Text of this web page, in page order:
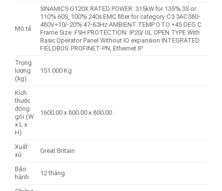
Mô tả
SINAMICS G120X RATED POWER: 315kW for 135% 3S or
110% 60S, 100% 240s EMC filter for category C3 3AC380-
480V+10/-20% 47-63Hz AMBIENT TEMP 0 TO +45 DEG C
Frame Size: FSH PROTECTION: IP20/ UL OPEN TYPE With
Basic Operator Panel Without IO expansion INTEGRATED
FIELDBUS: PROFINET-PN, Ethernet IP
Trọng
lượng
(kg)
151.000 Kg
Kích
thước
đóng
gói (W
x L x
H)
1600.00 x 800.00 x 800.00
Xuất
xứ
Great Britain
Bảo
hành
12 tháng